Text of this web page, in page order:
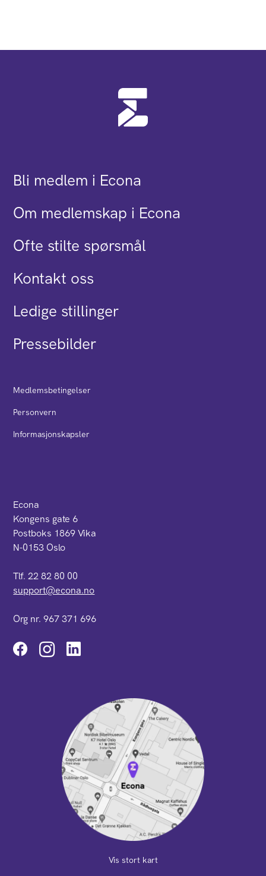
Bli medlem i Econa
Om medlemskap i Econa
Ofte stilte spørsmål
Kontakt oss
Ledige stillinger
Pressebilder
Medlemsbetingelser
Personvern
Informasjonskapsler
Econa
Kongens gate 6
Postboks 1869 Vika
N-0153 Oslo
Tlf. 22 82 80 00
support@econa.no
Org nr. 967 371 696
Instagram
Vis stort kart